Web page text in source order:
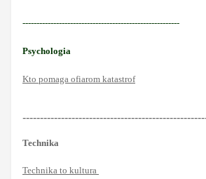
--------------------------------------------------------
Psychologia
Kto pomaga ofiarom katastrof
Technika
Technika to kultura